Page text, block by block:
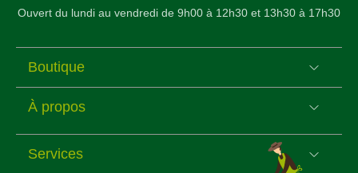
Ouvert du lundi au vendredi de 9h00 à 12h30 et 13h30 à 17h30
Boutique
À propos
Services